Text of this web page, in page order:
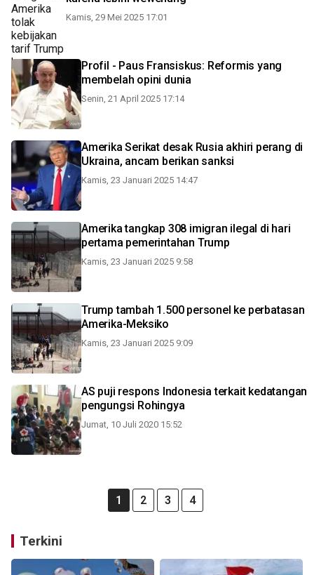
Kamis, 29 Mei 2025 17:01
Profil - Paus Fransiskus: Reformis yang
membelah opini dunia
Senin, 21 April 2025 17:14
Amerika Serikat desak Rusia akhiri perang di
Ukraina, ancam berikan sanksi
Kamis, 23 Januari 2025 14:47
Amerika tangkap 308 imigran ilegal di hari
pertama pemerintahan Trump
Kamis, 23 Januari 2025 9:58
Trump tambah 1.500 personel ke perbatasan
Amerika-Meksiko
Kamis, 23 Januari 2025 9:09
AS puji respons Indonesia terkait kedatangan
pengungsi Rohingya
Jumat, 10 Juli 2020 15:52
1 2 3 4
Terkini